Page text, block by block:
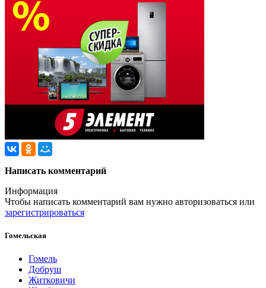
Написать комментарий
Информация
Чтобы написать комментарий вам нужно авторизоваться или
зарегистрироваться
Гомельская
Гомель
Добруш
Житковичи